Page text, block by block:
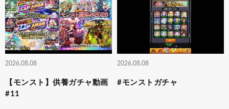
2026.08.08
【モンスト】供養ガチャ動画
#11
2026.08.08
#モンストガチャ